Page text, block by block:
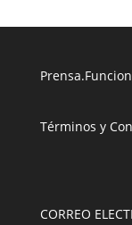
Prensa.
Términos y
CORREO